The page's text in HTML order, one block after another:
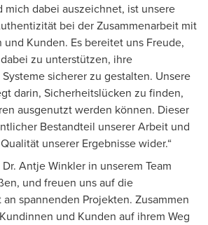
mich dabei auszeichnet, ist unsere
bei der Zusammenarbeit mit
Kunden. Es bereitet uns Freude,
zu unterstützen, ihre
sicherer zu gestalten. Unsere
darin, Sicherheitslücken zu finden,
ausgenutzt werden können. Dieser
Bestandteil unserer Arbeit und
unserer Ergebnisse wider.“
Antje Winkler in unserem Team
und freuen uns auf die
spannenden Projekten. Zusammen
und Kunden auf ihrem Weg